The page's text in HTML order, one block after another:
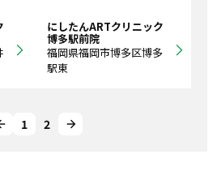
にしたんARTクリニック
博多駅前院
福岡県福岡市博多区博多
駅東
1 2